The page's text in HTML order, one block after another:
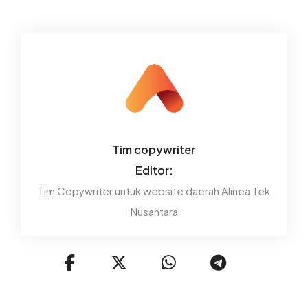
Tim copywriter
Editor:
Tim Copywriter untuk website daerah Alinea Tek
Nusantara